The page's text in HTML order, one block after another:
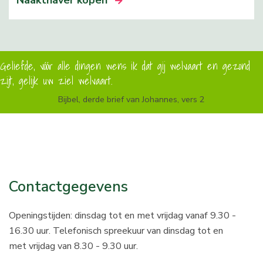
Geliefde, vóór alle dingen wens ik dat gij welvaart en gezond
zijt, gelijk uw ziel welvaart.
Bijbel, derde brief van Johannes, vers 2
Contactgegevens
Openingstijden: dinsdag tot en met vrijdag vanaf 9.30 -
16.30 uur. Telefonisch spreekuur van dinsdag tot en
met vrijdag van 8.30 - 9.30 uur.